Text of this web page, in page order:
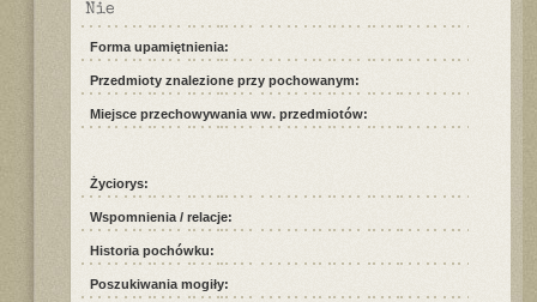
Nie
Forma upamiętnienia:
Przedmioty znalezione przy pochowanym:
Miejsce przechowywania ww. przedmiotów:
Życiorys:
Wspomnienia / relacje:
Historia pochówku:
Poszukiwania mogiły: